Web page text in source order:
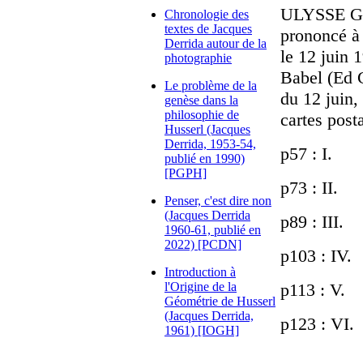
Chronologie des
textes de Jacques
Derrida autour de la
photographie
Le problème de la
genèse dans la
philosophie de
Husserl (Jacques
Derrida, 1953-54,
publié en 1990)
[PGPH]
Penser, c'est dire non
(Jacques Derrida
1960-61, publié en
2022) [PCDN]
Introduction à
l'Origine de la
Géométrie de Husserl
(Jacques Derrida,
1961) [IOGH]
ULYSSE
prononcé
le 12 juin
Babel (Ed
du 12 juin,
cartes
p57 : I.
p73 : II.
p89 : III.
p103 : IV.
p113 : V.
p123 : VI.